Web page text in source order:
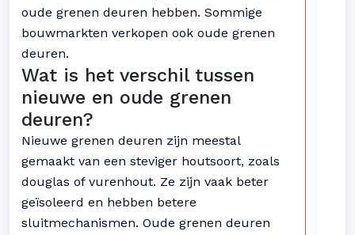
oude grenen deuren hebben. Sommige
bouwmarkten verkopen ook oude grenen
deuren.
Wat is het verschil tussen
nieuwe en oude grenen
deuren?
Nieuwe grenen deuren zijn meestal
gemaakt van een steviger houtsoort, zoals
douglas of vurenhout. Ze zijn vaak beter
geïsoleerd en hebben betere
sluitmechanismen. Oude grenen deuren